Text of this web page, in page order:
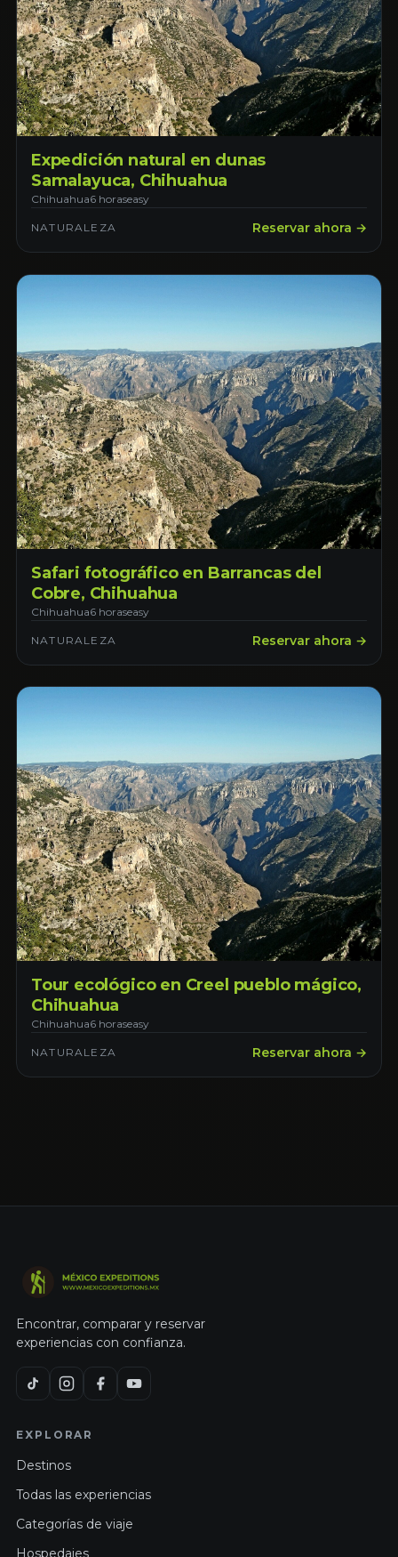
Expedición natural en dunas
Samalayuca, Chihuahua
Chihuahua6 horaseasy
NATURALEZA Reservar ahora →
Safari fotográfico en Barrancas del
Cobre, Chihuahua
Chihuahua6 horaseasy
NATURALEZA Reservar ahora →
Tour ecológico en Creel pueblo mágico,
Chihuahua
Chihuahua6 horaseasy
NATURALEZA Reservar ahora →
Encontrar, comparar y reservar
experiencias con confianza.
EXPLORAR
Destinos
Todas las experiencias
Categorías de viaje
Hospedajes